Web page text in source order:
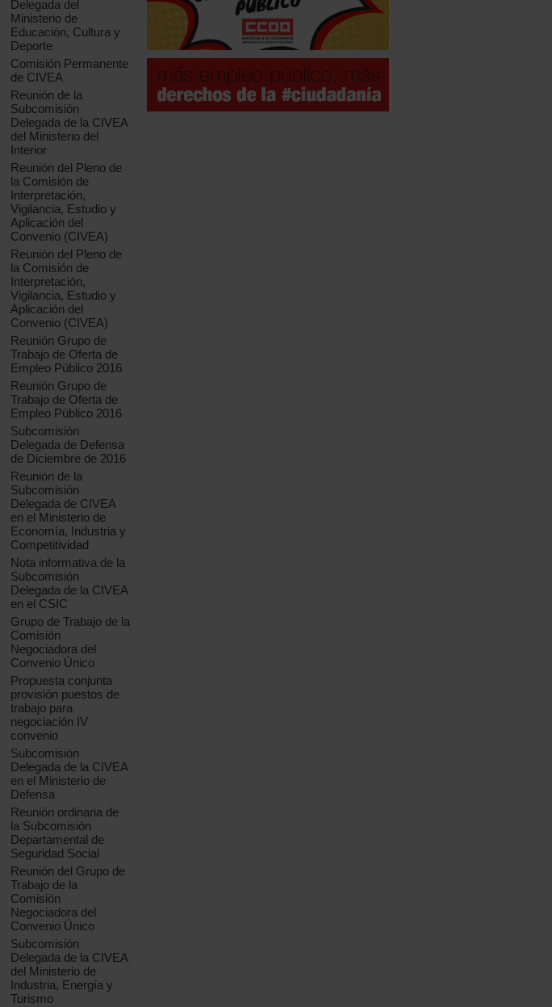
Delegada del
Ministerio de
Educación, Cultura y
Deporte
Comisión Permanente
de CIVEA
Reunión de la
Subcomisión
Delegada de la CIVEA
del Ministerio del
Interior
Reunión del Pleno de
la Comisión de
Interpretación,
Vigilancia, Estudio y
Aplicación del
Convenio (CIVEA)
Reunión del Pleno de
la Comisión de
Interpretación,
Vigilancia, Estudio y
Aplicación del
Convenio (CIVEA)
Reunión Grupo de
Trabajo de Oferta de
Empleo Público 2016
Reunión Grupo de
Trabajo de Oferta de
Empleo Público 2016
Subcomisión
Delegada de Defensa
de Diciembre de 2016
Reunión de la
Subcomisión
Delegada de CIVEA
en el Ministerio de
Economía, Industria y
Competitividad
Nota informativa de la
Subcomisión
Delegada de la CIVEA
en el CSIC
Grupo de Trabajo de la
Comisión
Negociadora del
Convenio Único
Propuesta conjunta
provisión puestos de
trabajo para
negociación IV
convenio
Subcomisión
Delegada de la CIVEA
en el Ministerio de
Defensa
Reunión ordinaria de
la Subcomisión
Departamental de
Seguridad Social
Reunión del Grupo de
Trabajo de la
Comisión
Negociadora del
Convenio Único
Subcomisión
Delegada de la CIVEA
del Ministerio de
Industria, Energía y
Turismo